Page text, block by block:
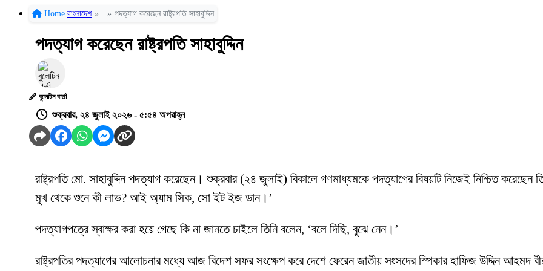
Home বাংলাদেশ » » পদত্যাগ করেছেন রাষ্ট্রপতি সাহাবুদ্দিন
পদত্যাগ করেছেন রাষ্ট্রপতি সাহাবুদ্দিন
বুলেটিন বার্তা
শুক্রবার, ২৪ জুলাই ২০২৬ - ৫:৫৪ অপরাহ্ন
রাষ্ট্রপতি মো. সাহাবুদ্দিন পদত্যাগ করেছেন। শুক্রবার (২৪ জুলাই) বিকালে গণমাধ্যমকে পদত্যাগের বিষয়টি নিজেই নিশ্চিত করেছেন
মুখ থেকে শুনে কী লাভ? আই অ্যাম সিক, সো ইট ইজ ডান।’
পদত্যাগপত্রে স্বাক্ষর করা হয়ে গেছে কি না জানতে চাইলে তিনি বলেন, ‘বলে দিছি, বুঝে নেন।’
রাষ্ট্রপতির পদত্যাগের আলোচনার মধ্যে আজ বিদেশ সফর সংক্ষেপ করে দেশে ফেরেন জাতীয় সংসদের স্পিকার হাফিজ উদ্দিন আহমদ